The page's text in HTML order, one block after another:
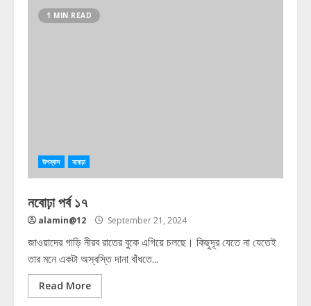
1 MIN READ
উপন্যাস নবোঢ়া
নবোঢ়া পর্ব ১৭
alamin@12 September 21, 2024
জাওয়াদের গাড়ি নীরব রাতের বুকে এগিয়ে চলছে। কিছুদূর যেতে না যেতেই
তার মনে একটা অস্বস্তি দানা বাঁধতে...
Read More